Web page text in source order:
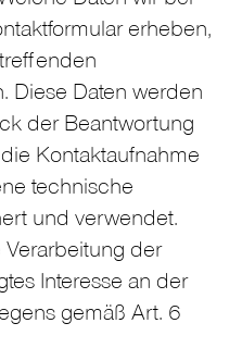
erheben,
Diese Daten werden
der Beantwortung
Kontaktaufnahme
technische
und verwendet.
der
Interesse an der
gemäß Art. 6